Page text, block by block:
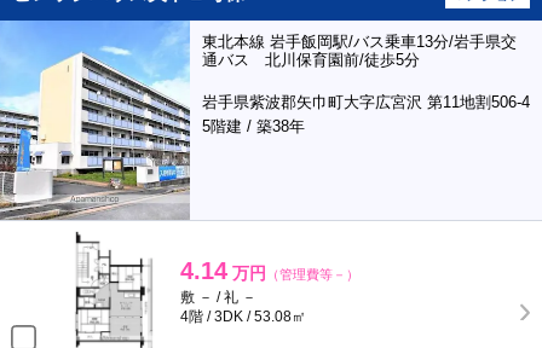
東北本線 岩手飯岡駅/バス乗車13分/岩手県交
通バス 北川保育園前/徒歩5分
岩手県紫波郡矢巾町大字広宮沢 第11地割506-4
5階建 / 築38年
4.14 万円 （管理費等－）
敷 － / 礼 －
4階 / 3DK / 53.08㎡